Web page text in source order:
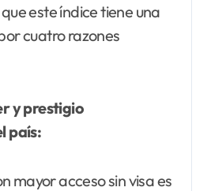
este índice tiene una
cuatro razones
y prestigio
país:
mayor acceso sin visa es